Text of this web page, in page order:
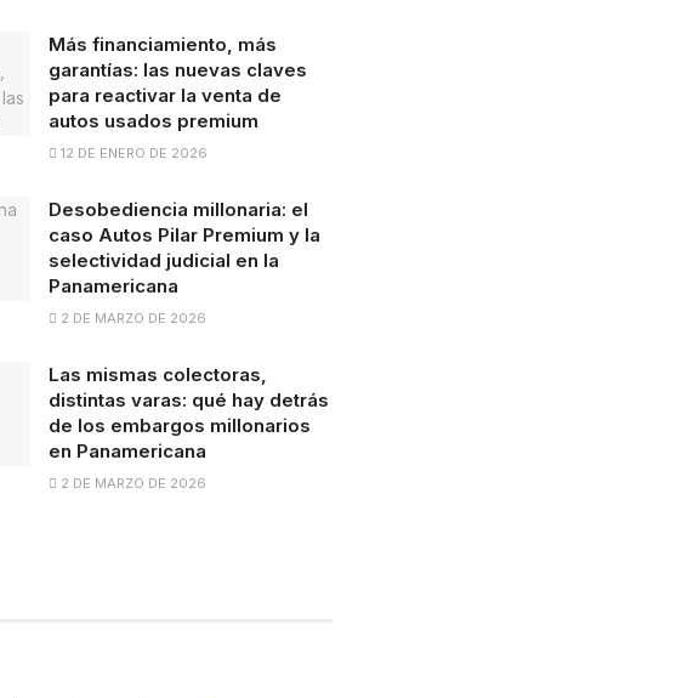
Más financiamiento, más
garantías: las nuevas claves
para reactivar la venta de
autos usados premium
12 DE ENERO DE 2026
Desobediencia millonaria: el
caso Autos Pilar Premium y la
selectividad judicial en la
Panamericana
2 DE MARZO DE 2026
Las mismas colectoras,
distintas varas: qué hay detrás
de los embargos millonarios
en Panamericana
2 DE MARZO DE 2026